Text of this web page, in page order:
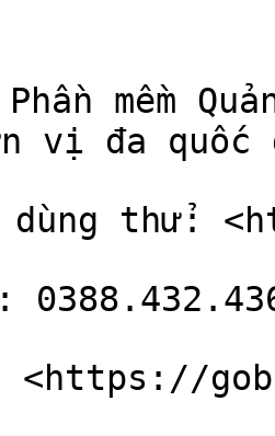
mềm
vị đa
dùng thử: